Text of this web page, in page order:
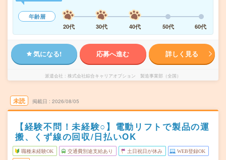
年齢層
20代
30代 40代 50代 60代
気になる! 応募へ進む 詳しく見る
派遣会社 株式会社綜合キャリアオプション 製造事業部（全国）
未読 掲載日 2026/08/05
【経験不問！未経験○】電動リフトで製品の運
搬、くず線の回収/日払いOK
職種未経験OK 交通費別途支給あり 土日祝日が休み WEB登録OK